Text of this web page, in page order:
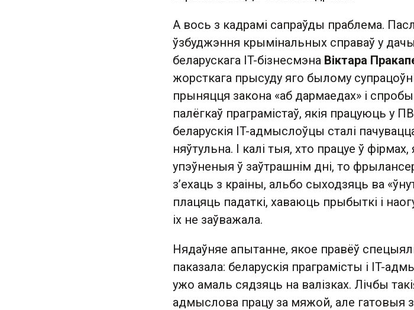
А вось з кадрамі сапраўды праблема.
ўзбуджэння крымінальных справаў у
беларускага IT-бізнесмэна Віктара
жорсткага прысуду яго былому
прыняцця закона «аб дармаедах» і
палёгкаў праграмістаў, якія працуюць у
беларускія IT-адмыслоўцы сталі
няўтульна. І калі тыя, хто працуе ў
упэўненыя ў заўтрашнім дні, то
з’ехаць з краіны, альбо сыходзяць ва
плацяць падаткі, хаваюць прыбыткі і
іх не заўважала.
Нядаўняе апытанне, якое правёў
паказала: беларускія праграмісты і IT-
ужо амаль сядзяць на валізках. Лічбы
адмыслова працу за мяжой, але гатовыя